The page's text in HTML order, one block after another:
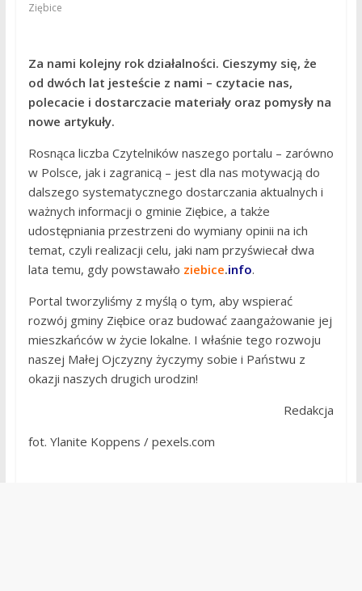
Ziębice
Za nami kolejny rok działalności. Cieszymy się, że
od dwóch lat jesteście z nami – czytacie nas,
polecacie i dostarczacie materiały oraz pomysły na
nowe artykuły.
Rosnąca liczba Czytelników naszego portalu – zarówno
w Polsce, jak i zagranicą – jest dla nas motywacją do
dalszego systematycznego dostarczania aktualnych i
ważnych informacji o gminie Ziębice, a także
udostępniania przestrzeni do wymiany opinii na ich
temat, czyli realizacji celu, jaki nam przyświecał dwa
lata temu, gdy powstawało ziebice.info.
Portal tworzyliśmy z myślą o tym, aby wspierać
rozwój gminy Ziębice oraz budować zaangażowanie jej
mieszkańców w życie lokalne. I właśnie tego rozwoju
naszej Małej Ojczyzny życzymy sobie i Państwu z
okazji naszych drugich urodzin!
Redakcja
fot. Ylanite Koppens / pexels.com